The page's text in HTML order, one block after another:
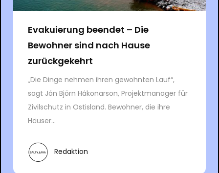
Evakuierung beendet – Die
Bewohner sind nach Hause
zurückgekehrt
„Die Dinge nehmen ihren gewohnten Lauf“,
sagt Jón Björn Hákonarson, Projektmanager für
Zivilschutz in Ostisland. Bewohner, die ihre
Häuser...
Redaktion